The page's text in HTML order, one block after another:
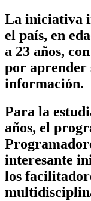
La iniciativa
el país, en
a 23 años,
por aprender
información.
Para la
años, el
interesante
los